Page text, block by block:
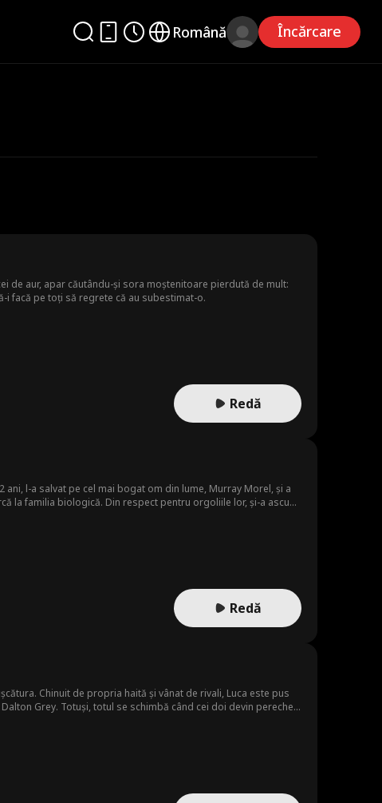
Română Încărcare
de aur, apar căutându-și sora moștenitoare pierdută de mult:
i facă pe toți să regrete că au subestimat-o.
Redă
l-a salvat pe cel mai bogat om din lume, Murray Morel, și a
la familia biologică. Din respect pentru orgoliile lor, și-a ascuns
Redă
Chinuit de propria haită și vânat de rivali, Luca este pus
Grey. Totuși, totul se schimbă când cei doi devin pereche